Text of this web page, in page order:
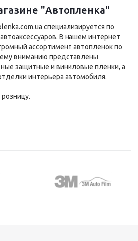
"Автопленка"
специализируется по
В нашем интернет
ассортимент автопленок по
вниманию представлены
защитные и виниловые пленки, а
интерьера автомобиля.